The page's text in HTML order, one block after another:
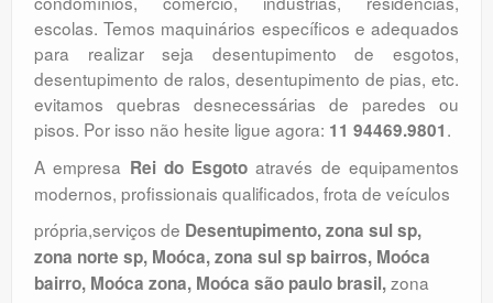
escolas. Temos maquinários específicos e adequados
para realizar seja desentupimento de esgotos,
desentupimento de ralos, desentupimento de pias, etc.
evitamos quebras desnecessárias de paredes ou
pisos. Por isso não hesite ligue agora: 11 94469.9801.
A empresa Rei do Esgoto através de equipamentos
modernos, profissionais qualificados, frota de veículos
própria,serviços de Desentupimento, zona sul sp,
zona norte sp, Moóca, zona sul sp bairros, Moóca
bairro, Moóca zona, Moóca são paulo brasil,zona